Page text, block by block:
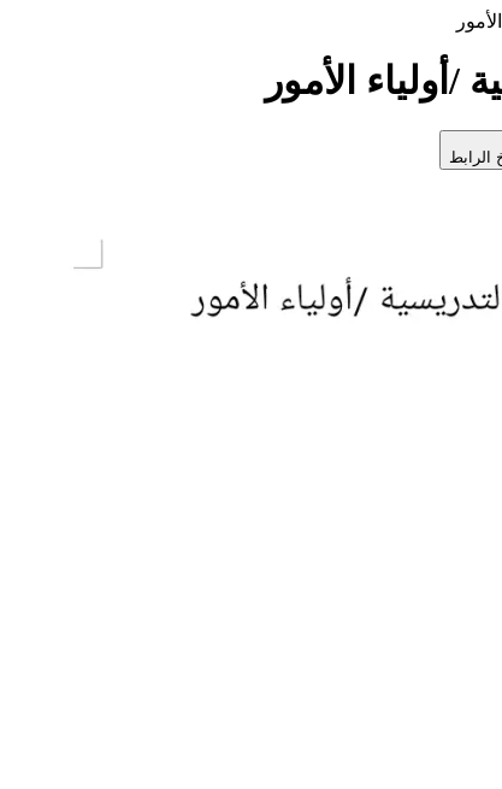
أولياء الأمور
الرابط